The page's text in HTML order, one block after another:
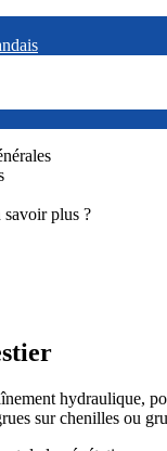
savoir plus ?
hydraulique,
sur chenilles ou